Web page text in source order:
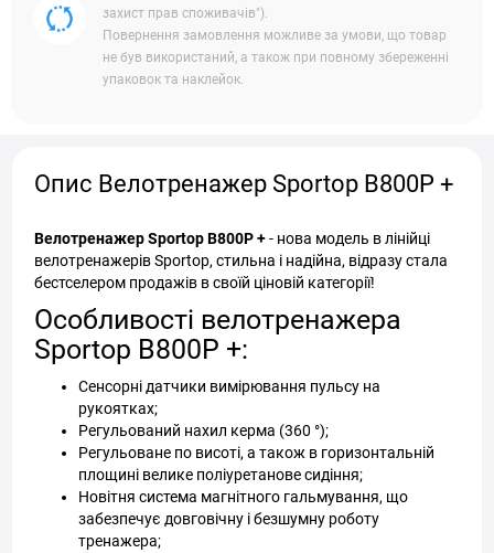
захист прав споживачів").
Повернення замовлення можливе за умови, що товар
не був використаний, а також при повному збереженні
упаковок та наклейок.
Опис Велотренажер Sportop B800P +
Велотренажер Sportop B800P +- нова модель в лінійці
велотренажерів Sportop, стильна і надійна, відразу стала
бестселером продажів в своїй ціновій категорії!
Особливості велотренажера
Sportop B800P +:
Сенсорні датчики вимірювання пульсу на
рукоятках;
Регульований нахил керма (360 °);
Регульоване по висоті, а також в горизонтальній
площині велике поліуретанове сидіння;
Новітня система магнітного гальмування, що
забезпечує довговічну і безшумну роботу
тренажера;